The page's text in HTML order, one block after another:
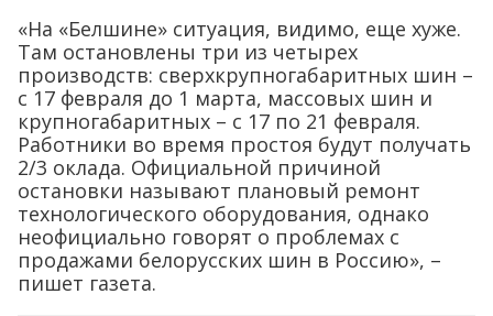
«На «Белшине» ситуация, видимо, еще хуже.
Там остановлены три из четырех
производств: сверхкрупногабаритных шин –
с 17 февраля до 1 марта, массовых шин и
крупногабаритных – с 17 по 21 февраля.
Работники во время простоя будут получать
2/3 оклада. Официальной причиной
остановки называют плановый ремонт
технологического оборудования, однако
неофициально говорят о проблемах с
продажами белорусских шин в Россию», –
пишет газета.